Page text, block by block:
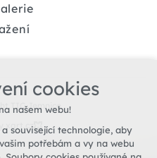
TIC Jemnice
xart.cz
cookies
našem webu!
související technologie, aby
potřebám a vy na webu